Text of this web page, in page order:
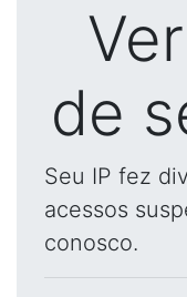
de
Seu IP fez
acessos
conosco.